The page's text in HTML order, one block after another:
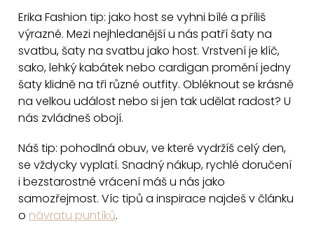
p
r
v
k
y
p
i
s
u
á
n
í
Erika Fashion tip: jako host se vyhni bílé a příliš
výrazné. Mezi nejhledanější u nás patří šaty na
svatbu, šaty na svatbu jako host. Vrstvení je klíč,
sako, lehký kabátek nebo cardigan promění jedny
šaty klidně na tři různé outfity. Obléknout se krásně
na velkou událost nebo si jen tak udělat radost? U
nás zvládneš obojí.
Náš tip: pohodlná obuv, ve které vydržíš celý den,
se vždycky vyplatí. Snadný nákup, rychlé doručení
i bezstarostné vrácení máš u nás jako
samozřejmost. Víc tipů a inspirace najdeš v článku
o návratu puntíků.